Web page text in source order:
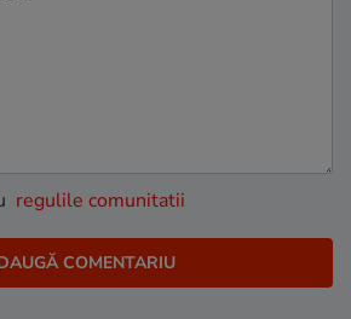
regulile comunitatii